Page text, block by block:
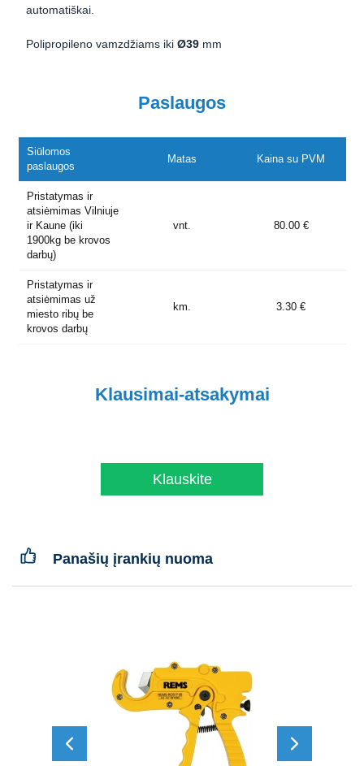
automatiškai.
Polipropileno vamzdžiams ikiØ39 mm
Paslaugos
Siūlomos
paslaugos
Matas Kaina su PVM
Pristatymas ir
atsiėmimas Vilniuje
ir Kaune (iki
1900kg be krovos
darbų)
vnt. 80.00 €
Pristatymas ir
atsiėmimas už
miesto ribų be
krovos darbų
km. 3.30 €
Klausimai-atsakymai
Klauskite
Panašių įrankių nuoma